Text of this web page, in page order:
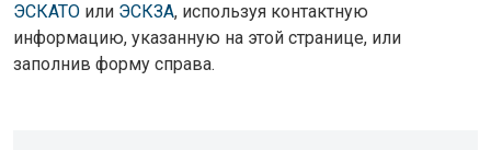
ЭСКАТО или ЭСКЗА, используя контактную
информацию, указанную на этой странице, или
заполнив форму справа.